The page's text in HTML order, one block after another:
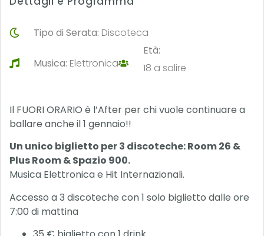
Tipo di Serata: Discoteca
Musica: Elettronica
Età:
18 a salire
Il FUORI ORARIO è l’After per chi vuole continuare a
ballare anche il 1 gennaio!!
Un unico biglietto per 3 discoteche: Room 26 &
Plus Room & Spazio 900.
Musica Elettronica e Hit Internazionali.
Accesso a 3 discoteche con 1 solo biglietto dalle ore
7:00 di mattina